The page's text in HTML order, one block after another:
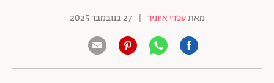
מאתעפרי איוניר | 27 בנובמבר 2025